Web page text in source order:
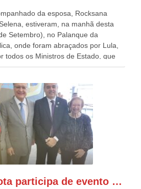
da esposa, Rocksana
estiveram, na manhã desta
Setembro), no Palanque da
onde foram abraçados por Lula,
todos os Ministros de Estado, que
Desfiles da Independência da
dos Ministérios, disse ter sido
o mais organizado de todos. “Há
Patriota até no nome, participo
de Sete de Setembro, na
em Brasília. Este ano, o governo
cadeiras e coberturas, para 30.000
de Patriotas Brasileiros
na Esplanada. Eu, Lula e os
Gonzaga Patriota participa de evento em prol do desenvolvimento do Nordeste